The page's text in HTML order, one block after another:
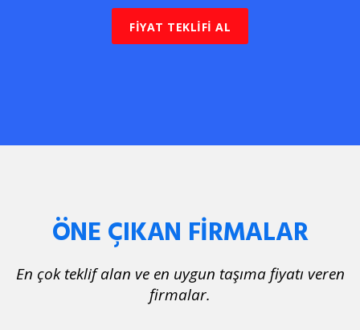
FİYAT TEKLİFİ AL
ÖNE ÇIKAN FİRMALAR
En çok teklif alan ve en uygun taşıma fiyatı veren
firmalar.